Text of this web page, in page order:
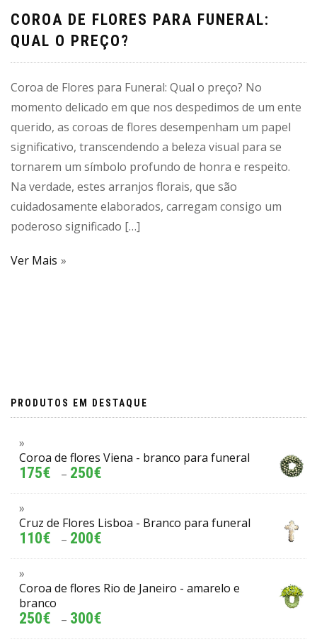
COROA DE FLORES PARA FUNERAL:
QUAL O PREÇO?
Coroa de Flores para Funeral: Qual o preço? No
momento delicado em que nos despedimos de um ente
querido, as coroas de flores desempenham um papel
significativo, transcendendo a beleza visual para se
tornarem um símbolo profundo de honra e respeito.
Na verdade, estes arranjos florais, que são
cuidadosamente elaborados, carregam consigo um
poderoso significado […]
Ver Mais
PRODUTOS EM DESTAQUE
Coroa de flores Viena - branco para funeral
175€ – 250€
Cruz de Flores Lisboa - Branco para funeral
110€ – 200€
Coroa de flores Rio de Janeiro - amarelo e
branco
250€ – 300€